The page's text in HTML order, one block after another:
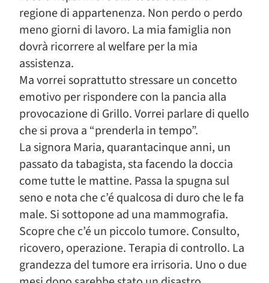
regione di appartenenza. Non perdo o perdo
meno giorni di lavoro. La mia famiglia non
dovrà ricorrere al welfare per la mia
assistenza.
Ma vorrei soprattutto stressare un concetto
emotivo per rispondere con la pancia alla
provocazione di Grillo. Vorrei parlare di quello
che si prova a “prenderla in tempo”.
La signora Maria, quarantacinque anni, un
passato da tabagista, sta facendo la doccia
come tutte le mattine. Passa la spugna sul
seno e nota che c’é qualcosa di duro che le fa
male. Si sottopone ad una mammografia.
Scopre che c’é un piccolo tumore. Consulto,
ricovero, operazione. Terapia di controllo. La
grandezza del tumore era irrisoria. Uno o due